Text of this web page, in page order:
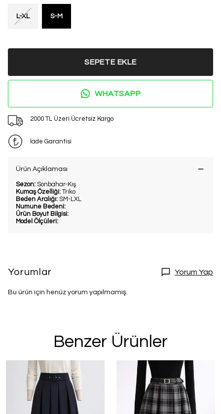
L-XL S-M
SEPETE EKLE
WHATSAPP
2000 TL Üzeri Ücretsiz Kargo
İade Garantisi
Ürün Açıklaması
Sezon: Sonbahar-Kış
Kumaş Özelliği: Triko
Beden Aralığı: SM-LXL
Numune Bedeni:
Ürün Boyut Bilgisi:
Model Ölçüleri:
Yorumlar Yorum Yap
Bu ürün için henüz yorum yapılmamış.
Benzer Ürünler